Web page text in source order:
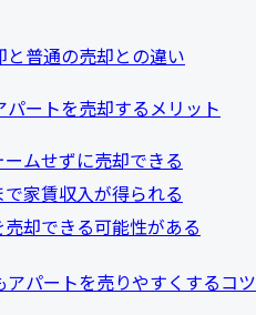
普通の売却との違い
ートを売却するメリット
ムせずに売却できる
家賃収入が得られる
却できる可能性がある
パートを売りやすくするコツ